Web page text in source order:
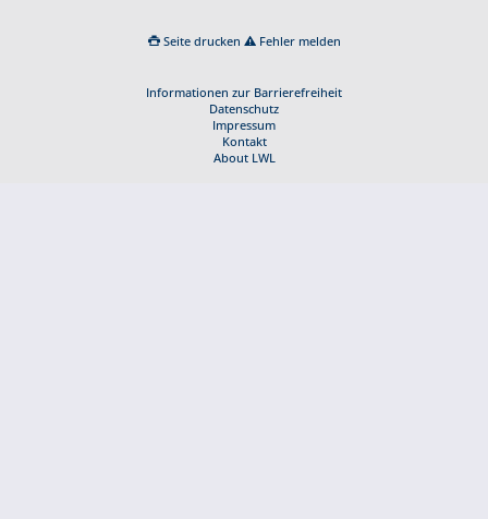
Seite drucken Fehler melden
Informationen zur Barrierefreiheit
Datenschutz
Impressum
Kontakt
About LWL